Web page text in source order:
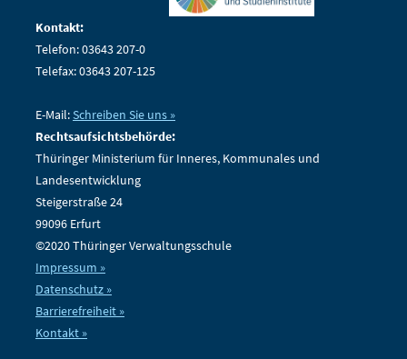
Kontakt:
Telefon: 03643 207-0
Telefax: 03643 207-125
E-Mail:Schreiben Sie uns »
Rechtsaufsichtsbehörde:
Thüringer Ministerium für Inneres, Kommunales und
Landesentwicklung
Steigerstraße 24
99096 Erfurt
©2020 Thüringer Verwaltungsschule
Impressum »
Datenschutz »
Barrierefreiheit »
Kontakt »